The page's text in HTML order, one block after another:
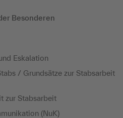
Besonderen
Eskalation
/ Grundsätze zur Stabsarbeit
zur Stabsarbeit
(NuK)